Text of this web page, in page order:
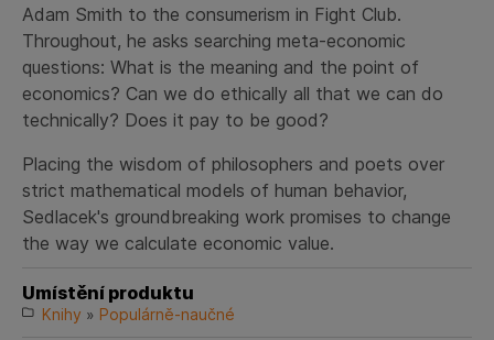
Adam Smith to the consumerism in Fight Club.
Throughout, he asks searching meta-economic
questions: What is the meaning and the point of
economics? Can we do ethically all that we can do
technically? Does it pay to be good?
Placing the wisdom of philosophers and poets over
strict mathematical models of human behavior,
Sedlacek's groundbreaking work promises to change
the way we calculate economic value.
Umístění produktu
Knihy » Populárně-naučné